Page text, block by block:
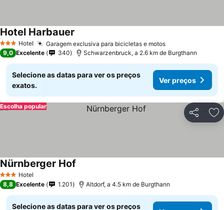
3 EstrelasHotel Garagem exclusiva para bicicletas e motos
Hotel Harbauer
9,0 Excelente 340 Schwarzenbruck, a 2.6 km de Burgthann
Selecione as datas para ver os preços
exatos.
Ver preços
Partilhar
Escolha popular
3 EstrelasHotel
Nürnberger Hof
8,8 Excelente 1.201 Altdorf, a 4.5 km de Burgthann
Selecione as datas para ver os preços